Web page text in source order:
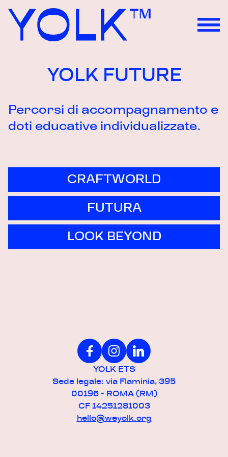
Skip to contentYOLK FUTURE
Percorsi di accompagnamento e
doti educative individualizzate.
CRAFTWORLD
FUTURA
LOOK BEYOND
YOLK ETS
Sede legale: via Flaminia, 395
00196 - ROMA (RM)
CF 14251281003
hello@weyolk.org